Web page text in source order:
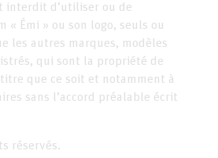
interdit d’utiliser ou de
« Émi » ou son logo, seuls ou
les autres marques, modèles
qui sont la propriété de
titre que ce soit et notamment à
sans l’accord préalable écrit
réservés.